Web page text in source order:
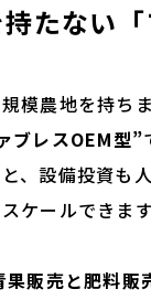
たない「
模農地を持ち
ブレスOEM型”
、設備投資も
ケールできま
果販売と肥料販